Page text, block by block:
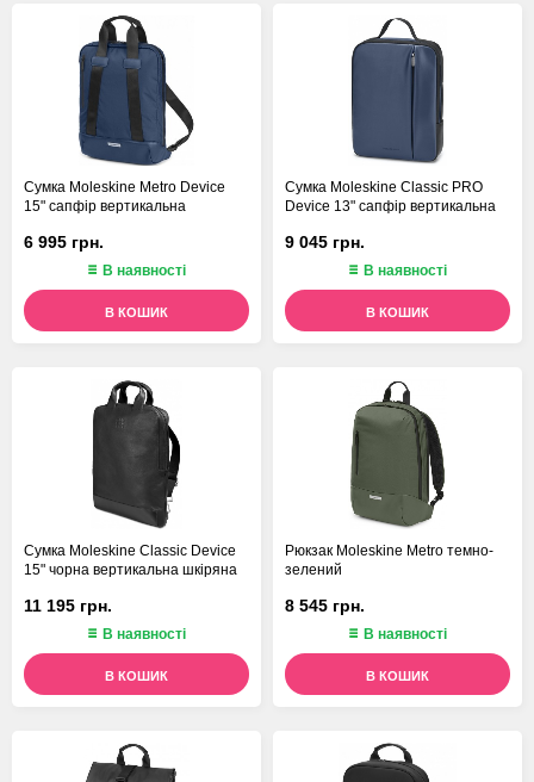
Сумка Moleskine Metro Device
15" сапфір вертикальна
6 995 грн.
В наявності
В КОШИК
Сумка Moleskine Classic PRO
Device 13" сапфір вертикальна
9 045 грн.
В наявності
В КОШИК
Сумка Moleskine Classic Device
15" чорна вертикальна шкіряна
11 195 грн.
В наявності
В КОШИК
Рюкзак Moleskine Metro темно-
зелений
8 545 грн.
В наявності
В КОШИК